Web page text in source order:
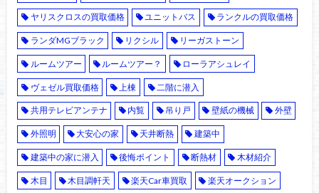
ヤリスクロスの買取価格 ユニットバス ランクルの買取価格
ランダMGブラック リクシル リーガストーン
ルームツアー ルームツアー？ ローラアシュレイ
ヴェゼル買取価格 上棟 二階に潜入
共用テレビアンテナ 内覧 吊り戸 壁紙の機械 外壁
外照明 大安心の家 天井断熱 建築中
建築中の家に潜入 後悔ポイント 断熱材 木材紹介
木目 木目調軒天 楽天Car車買取 楽天オークション